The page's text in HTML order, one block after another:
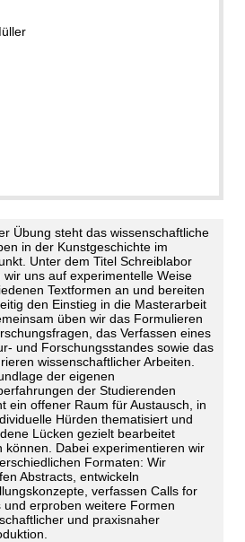
Übung steht das wissenschaftliche
in der Kunstgeschichte im
Unter dem Titel Schreiblabor
wir uns auf experimentelle Weise
Textformen an und bereiten
den Einstieg in die Masterarbeit
üben wir das Formulieren
das Verfassen eines
und Forschungsstandes sowie das
wissenschaftlicher Arbeiten.
der eigenen
der Studierenden
ein offener Raum für Austausch, in
Hürden thematisiert und
Lücken gezielt bearbeitet
können. Dabei experimentieren wir
Formaten: Wir
Abstracts, entwickeln
verfassen Calls for
und erproben weitere Formen
und praxisnaher